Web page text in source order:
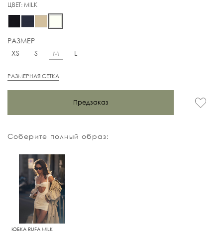
ЦВЕТ:MILK
РАЗМЕР
XS
S M L
РАЗМЕРНАЯ СЕТКА
Предзаказ
Соберите полный образ:
ЮБКА RUFA MILK